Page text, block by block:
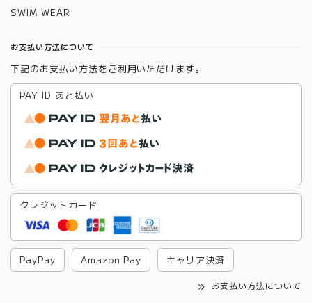
SWIM WEAR
お支払い方法について
下記のお支払い方法をご利用いただけます。
PAY ID あと払い
クレジットカード
PayPay Amazon Pay キャリア決済
お支払い方法について